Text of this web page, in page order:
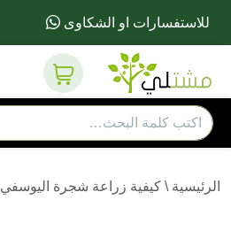
للاستفسارات او الشكاوى
الرئيسية \ كيفية زراعة شجرة اليوسفي